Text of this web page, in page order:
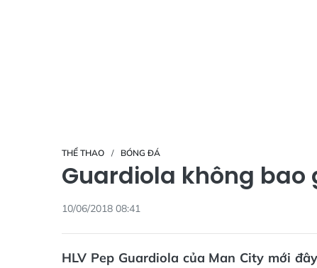
THỂ THAO BÓNG ĐÁ
Guardiola không bao
10/06/2018 08:41
HLV Pep Guardiola của Man City mới